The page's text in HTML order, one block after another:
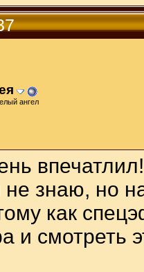
ангел
не знаю, но
как
и смотреть